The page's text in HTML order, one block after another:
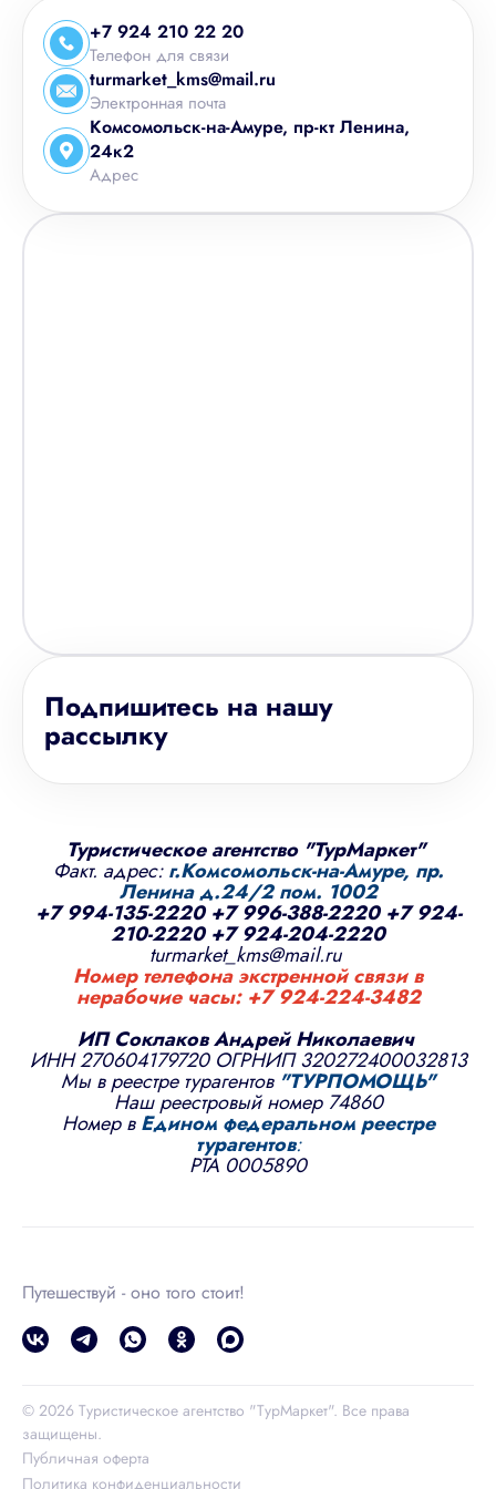
+7 924 210 22 20
Телефон для связи
turmarket_kms@mail.ru
Электронная почта
Комсомольск-на-Амуре, пр-кт Ленина,
24к2
Адрес
Подпишитесь на нашу
рассылку
Путешествуй - оно того стоит!
Туристическое агентство "ТурМаркет"
Факт. адрес:г.Комсомольск-на-Амуре, пр.
Ленина д.24/2 пом. 1002
+7 994-135-2220 +7 996-388-2220 +7 924-
210-2220 +7 924-204-2220
turmarket_kms@mail.ru
Номер телефона экстренной связи в
нерабочие часы: +7 924-224-3482
ИП Соклаков Андрей Николаевич
ИНН 270604179720 ОГРНИП 320272400032813
Мы в реестре турагентов "ТУРПОМОЩЬ"
Наш реестровый номер 74860
Номер вЕдином федеральном реестре
турагентов:
РТА 0005890
© 2026 Туристическое агентство "ТурМаркет". Все права
защищены.
Публичная оферта
Политика конфиденциальности